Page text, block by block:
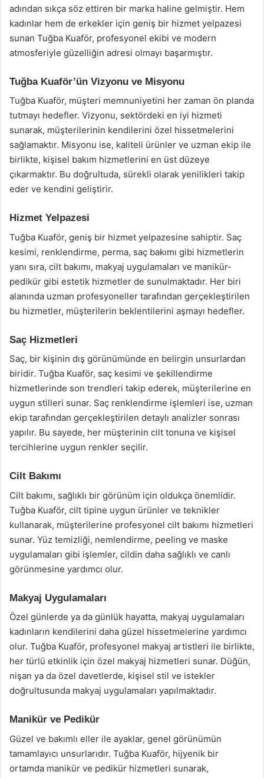
adından sıkça söz ettiren bir marka haline gelmiştir. Hem
kadınlar hem de erkekler için geniş bir hizmet yelpazesi
sunan Tuğba Kuaför, profesyonel ekibi ve modern
atmosferiyle güzelliğin adresi olmayı başarmıştır.
Tuğba Kuaför’ün Vizyonu ve Misyonu
Tuğba Kuaför, müşteri memnuniyetini her zaman ön planda
tutmayı hedefler. Vizyonu, sektördeki en iyi hizmeti
sunarak, müşterilerinin kendilerini özel hissetmelerini
sağlamaktır. Misyonu ise, kaliteli ürünler ve uzman ekip ile
birlikte, kişisel bakım hizmetlerini en üst düzeye
çıkarmaktır. Bu doğrultuda, sürekli olarak yenilikleri takip
eder ve kendini geliştirir.
Hizmet Yelpazesi
Tuğba Kuaför, geniş bir hizmet yelpazesine sahiptir. Saç
kesimi, renklendirme, perma, saç bakımı gibi hizmetlerin
yanı sıra, cilt bakımı, makyaj uygulamaları ve manikür-
pedikür gibi estetik hizmetler de sunulmaktadır. Her biri
alanında uzman profesyoneller tarafından gerçekleştirilen
bu hizmetler, müşterilerin beklentilerini aşmayı hedefler.
Saç Hizmetleri
Saç, bir kişinin dış görünümünde en belirgin unsurlardan
biridir. Tuğba Kuaför, saç kesimi ve şekillendirme
hizmetlerinde son trendleri takip ederek, müşterilerine en
uygun stilleri sunar. Saç renklendirme işlemleri ise, uzman
ekip tarafından gerçekleştirilen detaylı analizler sonrası
yapılır. Bu sayede, her müşterinin cilt tonuna ve kişisel
tercihlerine uygun renkler seçilir.
Cilt Bakımı
Cilt bakımı, sağlıklı bir görünüm için oldukça önemlidir.
Tuğba Kuaför, cilt tipine uygun ürünler ve teknikler
kullanarak, müşterilerine profesyonel cilt bakımı hizmetleri
sunar. Yüz temizliği, nemlendirme, peeling ve maske
uygulamaları gibi işlemler, cildin daha sağlıklı ve canlı
görünmesine yardımcı olur.
Makyaj Uygulamaları
Özel günlerde ya da günlük hayatta, makyaj uygulamaları
kadınların kendilerini daha güzel hissetmelerine yardımcı
olur. Tuğba Kuaför, profesyonel makyaj artistleri ile birlikte,
her türlü etkinlik için özel makyaj hizmetleri sunar. Düğün,
nişan ya da özel davetlerde, kişisel stil ve istekler
doğrultusunda makyaj uygulamaları yapılmaktadır.
Manikür ve Pedikür
Güzel ve bakımlı eller ile ayaklar, genel görünümün
tamamlayıcı unsurlarıdır. Tuğba Kuaför, hijyenik bir
ortamda manikür ve pedikür hizmetleri sunarak,